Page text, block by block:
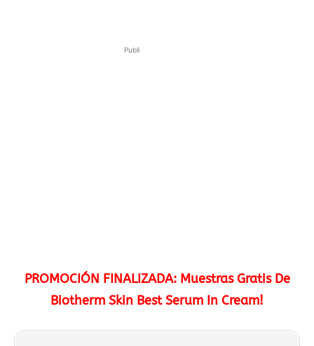
Publi
PROMOCIÓN FINALIZADA: Muestras Gratis De
Biotherm Skin Best Serum In Cream!